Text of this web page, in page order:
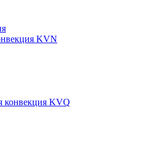
KVN
конвекция KVQ